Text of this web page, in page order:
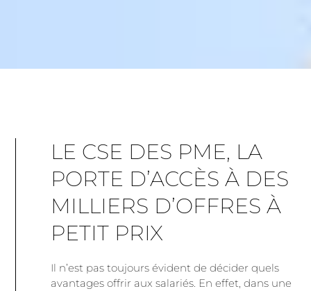
LE CSE DES PME, LA
PORTE D’ACCÈS À DES
MILLIERS D’OFFRES À
PETIT PRIX
Il n’est pas toujours évident de décider quels
avantages offrir aux salariés. En effet, dans une